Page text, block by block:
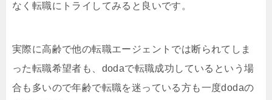
なく転職にトライしてみると良いです。
実際に高齢で他の転職エージェントでは断られてしま
った転職希望者も、dodaで転職成功しているという場
合も多いので年齢で転職を迷っている方も一度dodaの